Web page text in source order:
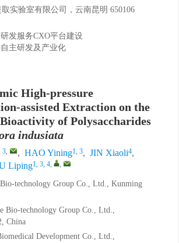
实验室有限公司，云南昆明 650106
发服务CXO平台建设
主研发及产业化
High-pressure
assisted Extraction on the
of Polysaccharides
indusiata
3, , HAO Yining1, 3, JIN Xiaoli4,
Liping1, 3, 4, ,
Bio-technology Group Co., Ltd., Kunming
Bio-technology Group Co., Ltd.,
China
Development Co., Ltd.,